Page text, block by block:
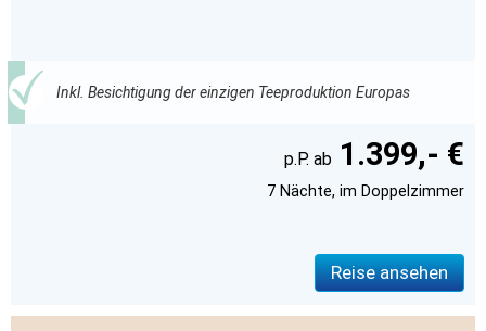
Inkl. Besichtigung der einzigen Teeproduktion Europas
1.399,- €
7 Nächte, im Doppelzimmer
Reise ansehen